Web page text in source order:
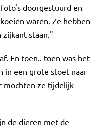
doorgestuurd en
waren. Ze hebben
zijkant staan."
En toen.. toen was het
in een grote stoet naar
mochten ze tijdelijk
de dieren met de